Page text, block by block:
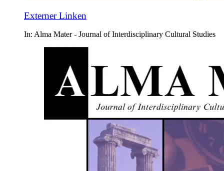
Externer Linken
In: Alma Mater - Journal of Interdisciplinary Cultural Studies